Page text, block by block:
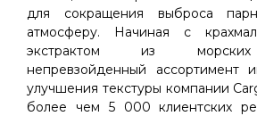
для сокращения выброса
атмосферу. Начиная с
экстрактом из морских
непревзойденный ассортимент
улучшения текстуры компании
более чем 5 000 клиентских